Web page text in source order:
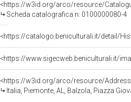
<https://w3id.org/arco/resource/
Scheda catalografica n: 0100000080-4
<https://catalogo.beniculturali.it/detail/
<https://www.sigecweb.beniculturali.it/
<https://w3id.org/arco/resource/
Italia, Piemonte, AL, Balzola, Piazza